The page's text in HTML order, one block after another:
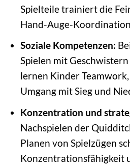
Spielteile trainiert die
Hand-Auge-
Soziale Kompetenzen:
Spielen mit
lernen Kinder
Umgang mit Sieg und
Konzentration und
Nachspielen der
Planen von Spielzügen
Konzentrationsfähigkeit